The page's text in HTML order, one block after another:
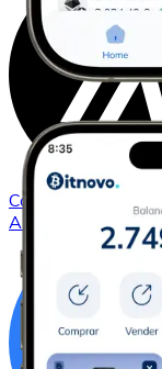
Comprar
ALGO